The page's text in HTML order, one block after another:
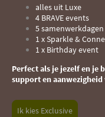
alles uit Luxe
4 BRAVE events
5 samenwerkdagen
1 x Sparkle &
1 x Birthday event
Perfect als je jezelf en je
support en
Ik kies Exclusive